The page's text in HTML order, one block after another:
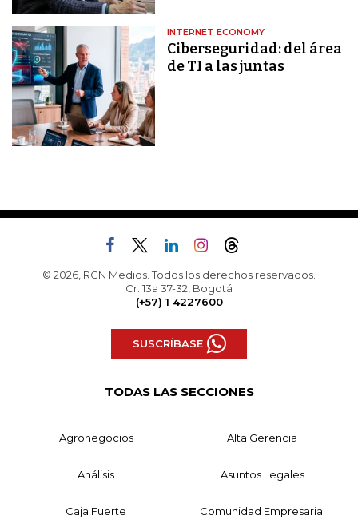
INTERNET ECONOMY
Ciberseguridad: del área
de TI a las juntas
© 2026, RCN Medios. Todos los derechos reservados.
Cr. 13a 37-32, Bogotá
(+57) 1 4227600
SUSCRÍBASE
TODAS LAS SECCIONES
Agronegocios Alta Gerencia
Análisis Asuntos Legales
Caja Fuerte Comunidad Empresarial